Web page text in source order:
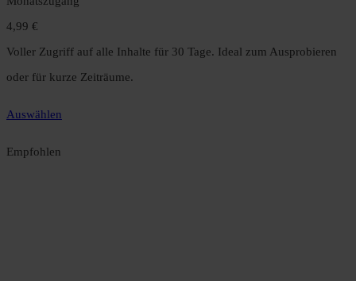
4,99 €
Voller Zugriff auf alle Inhalte für 30 Tage. Ideal zum Ausprobieren
oder für kurze Zeiträume.
Auswählen
Empfohlen